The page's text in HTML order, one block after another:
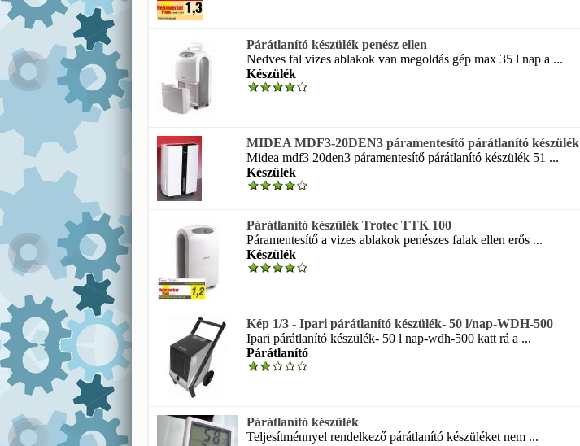
Párátlanító készülék penész ellen
Nedves fal vizes ablakok van megoldás gép max 35 l nap a ...
Készülék
MIDEA MDF3-20DEN3 páramentesítő párátlanító készülék
Midea mdf3 20den3 páramentesítő párátlanító készülék 51 ...
Készülék
Párátlanító készülék Trotec TTK 100
Páramentesítő a vizes ablakok penészes falak ellen erős ...
Készülék
Kép 1/3 - Ipari párátlanító készülék- 50 l/nap-WDH-500
Ipari párátlanító készülék- 50 l nap-wdh-500 katt rá a ...
Párátlanító
Párátlanító készülék
Teljesítménnyel rendelkező párátlanító készüléket nem ...